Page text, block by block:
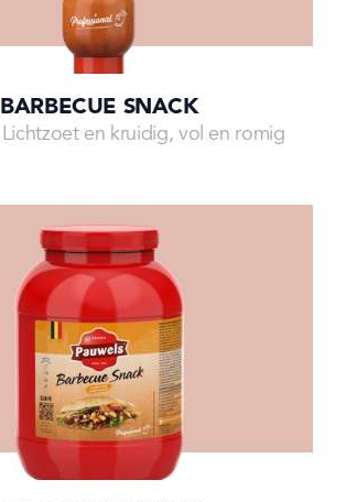
BARBECUE SNACK
Lichtzoet en kruidig, vol en romig